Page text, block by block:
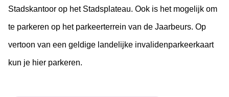
Stadskantoor op het Stadsplateau. Ook is het mogelijk om
te parkeren op het parkeerterrein van de Jaarbeurs. Op
vertoon van een geldige landelijke invalidenparkeerkaart
kun je hier parkeren.